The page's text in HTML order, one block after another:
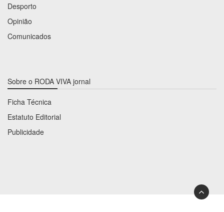
Desporto
Opinião
Comunicados
Sobre o RODA VIVA jornal
Ficha Técnica
Estatuto Editorial
Publicidade